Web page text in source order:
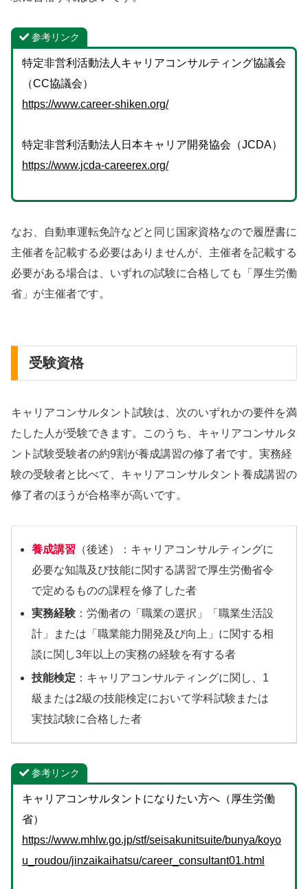
参考リンク
特定非営利活動法人キャリアコンサルティング協議会
（CC協議会）
https://www.career-shiken.org/
特定非営利活動法人日本キャリア開発協会（JCDA）
https://www.jcda-careerex.org/
なお、自動車運転免許などと同じ国家資格なので履歴書に
主催者を記載する必要はありませんが、主催者を記載する
必要がある場合は、いずれの試験に合格しても「厚生労働
省」が主催者です。
受験資格
キャリアコンサルタント試験は、次のいずれかの要件を満
たした人が受験できます。このうち、キャリアコンサルタ
ント試験受験者の約9割が養成講習の修了者です。実務経
験の受験者と比べて、キャリアコンサルタント養成講習の
修了者のほうが合格率が高いです。
養成講習 （後述）：キャリアコンサルティングに
必要な知識及び技能に関する講習で厚生労働省令
で定めるものの課程を修了した者
実務経験 ：労働者の「職業の選択」「職業生活設
計」または「職業能力開発及び向上」に関する相
談に関し3年以上の実務の経験を有する者
技能検定 ：キャリアコンサルティングに関し、1
級または2級の技能検定において学科試験または
実技試験に合格した者
参考リンク
キャリアコンサルタントになりたい方へ（厚生労働
省）
https://www.mhlw.go.jp/stf/seisakunitsuite/bunya/koyo
u_roudou/jinzaikaihatsu/career_consultant01.html